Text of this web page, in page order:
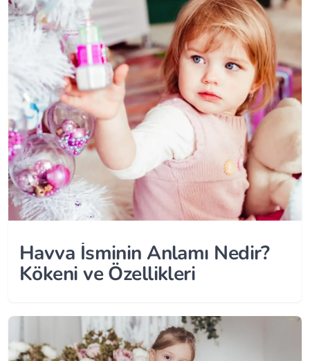
Havva İsminin Anlamı Nedir?
Kökeni ve Özellikleri